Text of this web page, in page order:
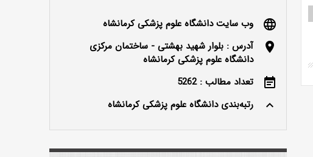
language
وب سایت دانشگاه علوم پزشکی کرمانشاه
location_on
آدرس : بلوار شهید بهشتی - ساختمان مرکزی
دانشگاه علوم پزشکی کرمانشاه
event_note
تعداد مطالب : 5262
keyboard_arrow_up
رتبه‌بندی دانشگاه علوم پزشکی کرمانشاه